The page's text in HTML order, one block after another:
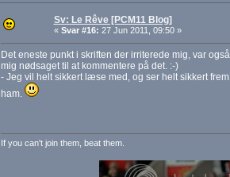
Sv: Le Rêve [PCM11 Blog]
« Svar #16: 27 Jun 2011, 09:50 »
Det eneste punkt i skriften der irriterede mig, var
mig nødsaget til at kommentere på det. :-)
- Jeg vil helt sikkert læse med, og ser helt sikkert
ham.
If you can't join them, beat them.